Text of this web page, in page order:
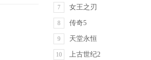
7 女王之刃
8 传奇5
9 天堂永恒
10 上古世纪2